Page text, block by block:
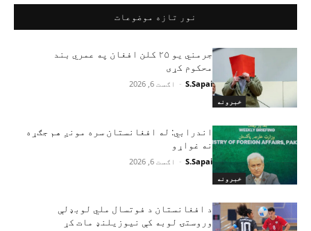
نور تازه موضوعات
خبرونه
جرمني یو ۲۵ کلن افغان په عمري بند
محکوم کړی
S.Sapai
- اګست 6, 2026
خبرونه
اندرابي: له افغانستان سره مونږ هم جګړه
نه غواړو
S.Sapai
- اګست 6, 2026
د افغانستان د فوتسال ملي لوبډلې
وروستۍ لوبه کې نیوزیلنډ مات کړ